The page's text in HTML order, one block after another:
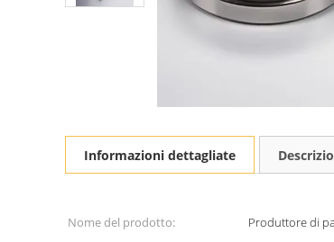
Informazioni dettagliate
Nome del prodotto: Produttore di